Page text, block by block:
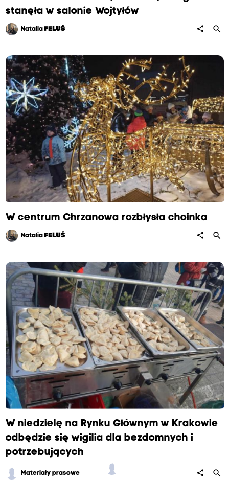
stanęła w salonie Wojtyłów
Natalia FELUŚ share search
W centrum Chrzanowa rozbłysła choinka
Natalia FELUŚ share search
W niedzielę na Rynku Głównym w Krakowie
odbędzie się wigilia dla bezdomnych i
potrzebujących
Materiały prasowe share search